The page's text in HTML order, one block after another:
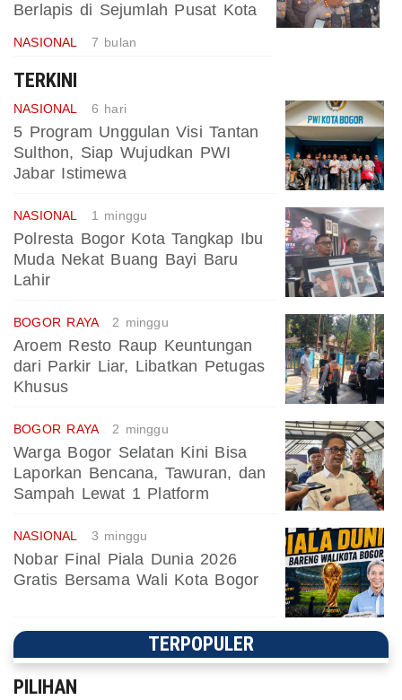
Berlapis di Sejumlah Pusat Kota
NASIONAL 7 bulan
TERKINI
NASIONAL 6 hari
5 Program Unggulan Visi Tantan
Sulthon, Siap Wujudkan PWI
Jabar Istimewa
NASIONAL 1 minggu
Polresta Bogor Kota Tangkap Ibu
Muda Nekat Buang Bayi Baru
Lahir
BOGOR RAYA 2 minggu
Aroem Resto Raup Keuntungan
dari Parkir Liar, Libatkan Petugas
Khusus
BOGOR RAYA 2 minggu
Warga Bogor Selatan Kini Bisa
Laporkan Bencana, Tawuran, dan
Sampah Lewat 1 Platform
NASIONAL 3 minggu
Nobar Final Piala Dunia 2026
Gratis Bersama Wali Kota Bogor
TERPOPULER
PILIHAN